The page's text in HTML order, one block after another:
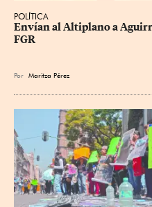
POLÍTICA
Envían al Altiplano a
FGR
Por Maritza Pérez